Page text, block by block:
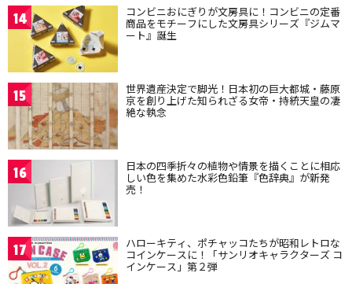
14 コンビニおにぎりが文房具に！コンビニの定番
商品をモチーフにした文房具シリーズ『ジムマ
ート』誕生
15 世界遺産決定で脚光！日本初の巨大都城・藤原
京を創り上げた知られざる女帝・持統天皇の凄
絶な執念
16 日本の四季折々の植物や情景を描くことに相応
しい色を集めた水彩色鉛筆『色辞典』が新発
売！
17 ハローキティ、ポチャッコたちが昭和レトロな
コインケースに！「サンリオキャラクターズ コ
インケース」第２弾